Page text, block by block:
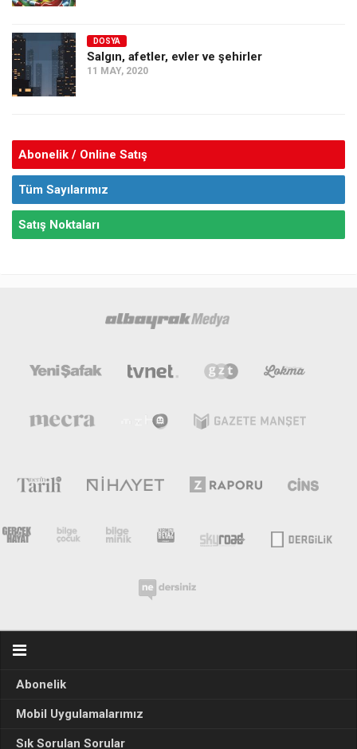
DOSYA
Salgın, afetler, evler ve şehirler
11 MAY, 2020
Abonelik / Online Satış
Tüm Sayılarımız
Satış Noktaları
Abonelik
Mobil Uygulamalarımız
Sık Sorulan Sorular